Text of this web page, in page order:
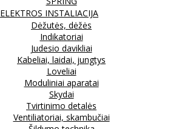
ELEKTROS INSTALIACIJA
Dėžutės, dėžės
Indikatoriai
Judesio davikliai
Kabeliai, laidai, jungtys
Loveliai
Moduliniai aparatai
Skydai
Tvirtinimo detalės
Ventiliatoriai, skambučiai